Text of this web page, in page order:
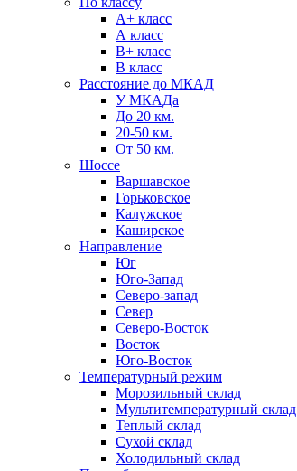
A+ класс
А класс
В+ класс
B класс
Расстояние до МКАД
У МКАДа
До 20 км.
20-50 км.
От 50 км.
Шоссе
Варшавское
Горьковское
Калужское
Каширское
Направление
Юг
Юго-Запад
Северо-запад
Север
Северо-Восток
Восток
Юго-Восток
Температурный режим
Морозильный склад
Мультитемпературный склад
Теплый склад
Сухой склад
Холодильный склад